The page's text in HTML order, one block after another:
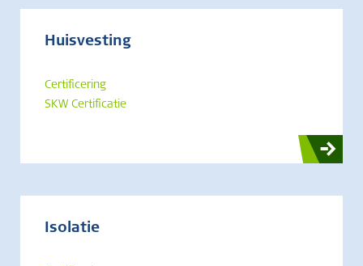
Huisvesting
Certificering
SKW Certificatie
Isolatie